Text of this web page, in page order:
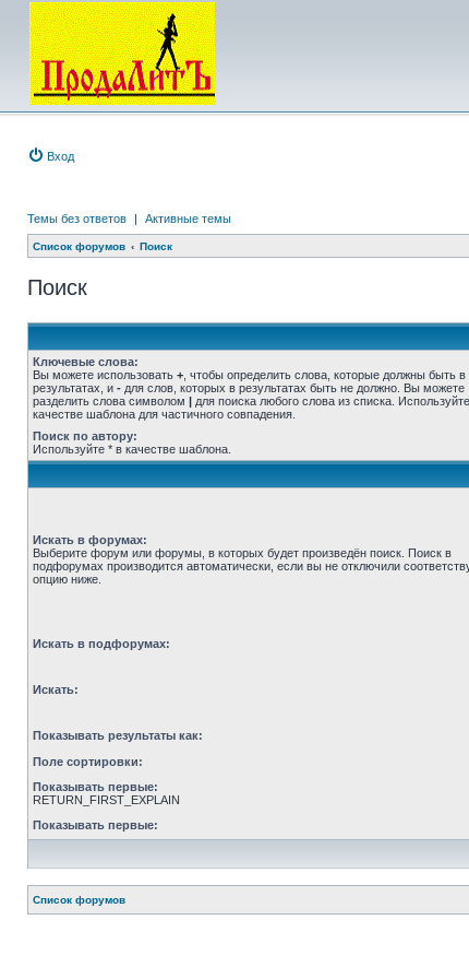
Вход
Темы без ответов | Активные темы
Список форумов Поиск
Поиск
Ключевые слова:
Вы можете использовать + , чтобы определить слова, которые должны быть в
результатах, и - для слов, которых в результатах быть не должно. Вы можете
разделить слова символом | для поиска любого слова из списка. Используйте
качестве шаблона для частичного совпадения.
Поиск по автору:
Используйте * в качестве шаблона.
Искать в форумах:
Выберите форум или форумы, в которых будет произведён поиск. Поиск в
подфорумах производится автоматически, если вы не отключили
опцию ниже.
Искать в подфорумах:
Искать:
Показывать результаты как:
Поле сортировки:
Показывать первые:
RETURN_FIRST_EXPLAIN
Показывать первые:
Список форумов